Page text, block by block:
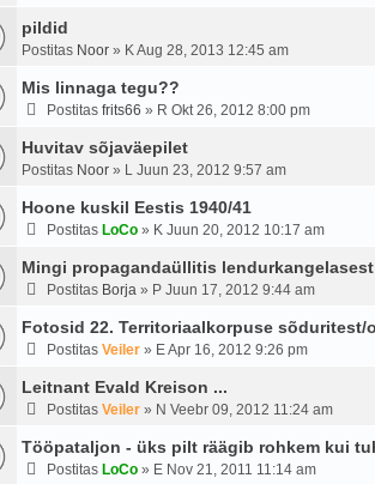
pildid
Postitas Noor » K Aug 28, 2013 12:45 am
Mis linnaga tegu??
Postitas frits66 » R Okt 26, 2012 8:00 pm
Huvitav sõjaväepilet
Postitas Noor » L Juun 23, 2012 9:57 am
Hoone kuskil Eestis 1940/41
Postitas LoCo » K Juun 20, 2012 10:17 am
Mingi propagandaüllitis
Postitas Borja » P Juun 17, 2012 9:44 am
Fotosid 22. Territoriaalkorpuse sõduritest/
Postitas Veiler » E Apr 16, 2012 9:26 pm
Leitnant Evald Kreison ...
Postitas Veiler » N Veebr 09, 2012 11:24 am
Tööpataljon - üks pilt räägib rohkem kui
Postitas LoCo » E Nov 21, 2011 11:14 am